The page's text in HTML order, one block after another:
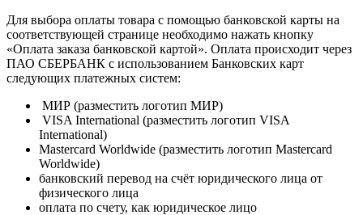
Для выбора оплаты товара с помощью банковской карты на
соответствующей странице необходимо нажать кнопку
«Оплата заказа банковской картой». Оплата происходит через
ПАО СБЕРБАНК с использованием Банковских карт
следующих платежных систем:
МИР (разместить логотип МИР)
VISA International (разместить логотип VISA
International)
Mastercard Worldwide (разместить логотип Mastercard
Worldwide)
банковский перевод на счёт юридического лица от
физического лица
оплата по счету, как юридическое лицо